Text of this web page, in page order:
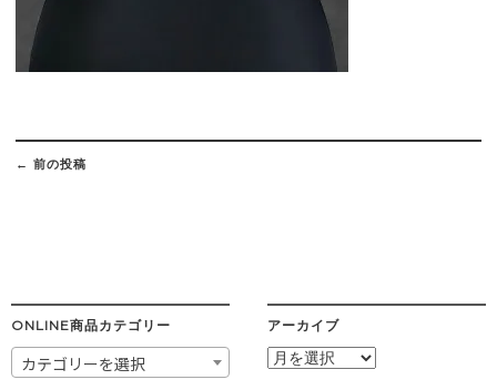
Post
navigation
← 前の投稿
ONLINE商品カテゴリー
カテゴリーを選択
アーカイブ
ア